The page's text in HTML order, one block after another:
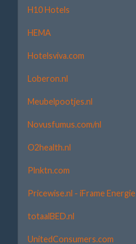
H10 Hotels
HEMA
Hotelsviva.com
Loberon.nl
Meubelpootjes.nl
Novusfumus.com/nl
O2health.nl
Plnktn.com
Pricewise.nl - iFrame Energie
totaalBED.nl
UnitedConsumers.com